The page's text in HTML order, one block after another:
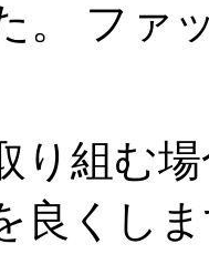
。 ファ
り組む
良くし